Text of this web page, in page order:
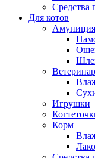
Средства
Для котов
Амуниция
Игрушки
Корм